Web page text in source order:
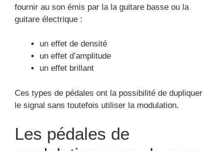
fournir au son émis par la la guitare basse ou la
guitare électrique :
un effet de densité
un effet d’amplitude
un effet brillant
Ces types de pédales ont la possibilité de dupliquer
le signal sans toutefois utiliser la modulation.
Les pédales de